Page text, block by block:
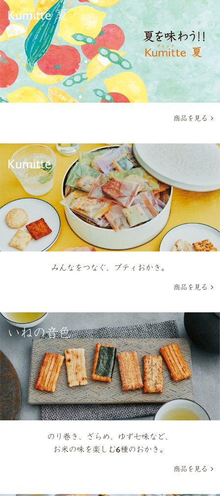
Kumitte 夏
商品を見る
Kumitte
みんなをつなぐ、プティおかき。
商品を見る
いねの音色
のり巻き、ざらめ、ゆず七味など、
お米の味を楽しむ6種のおかき。
商品を見る